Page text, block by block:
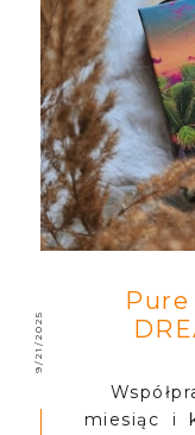
9/21/2025
miesiąc i